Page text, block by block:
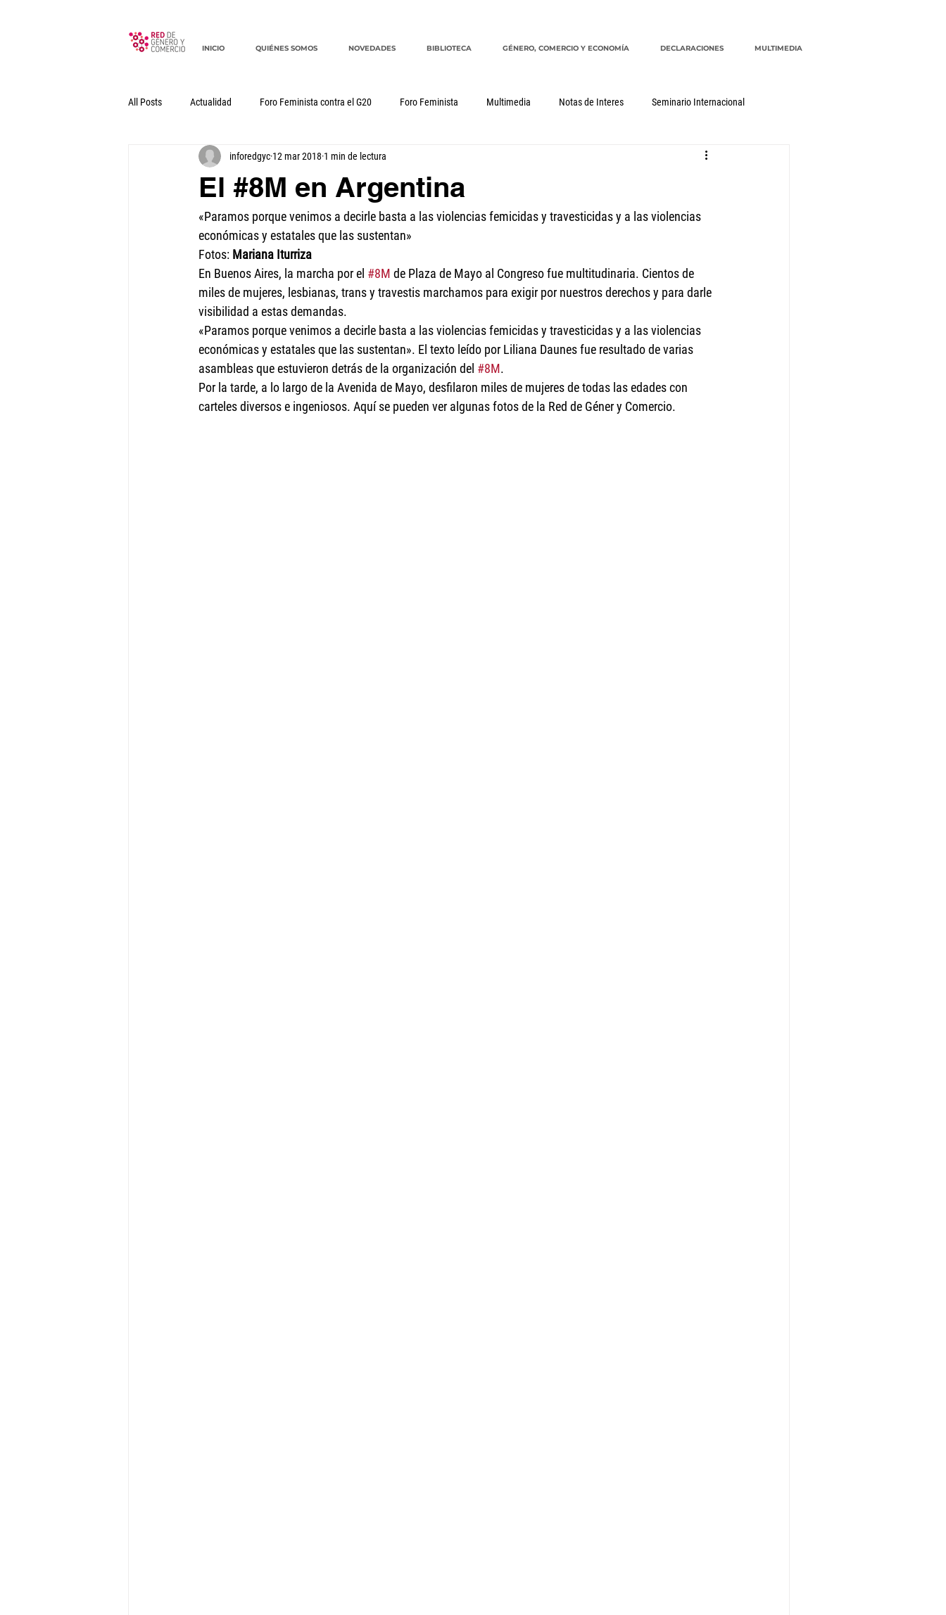
INICIO QUIÉNES SOMOS NOVEDADES BIBLIOTECA GÉNERO, COMERCIO Y ECONOMÍA DECLARACIONES MULTIMEDIA
All Posts Actualidad Foro Feminista contra el G20 Foro Feminista Multimedia Notas de Interes Seminario Internacional
Documentos Declaraciones Género, comercio y economía
El #8M en Argentina
inforedgyc 12 mar 2018 1 min de lectura
«Paramos porque venimos a decirle basta a las violencias femicidas y travesticidas y a las violencias
económicas y estatales que las sustentan»
Fotos: Mariana Iturriza
En Buenos Aires, la marcha por el #8M de Plaza de Mayo al Congreso fue multitudinaria. Cientos de
miles de mujeres, lesbianas, trans y travestis marchamos para exigir por nuestros derechos y para darle
visibilidad a estas demandas.
«Paramos porque venimos a decirle basta a las violencias femicidas y travesticidas y a las violencias
económicas y estatales que las sustentan». El texto leído por Liliana Daunes fue resultado de varias
asambleas que estuvieron detrás de la organización del #8M.
Por la tarde, a lo largo de la Avenida de Mayo, desfilaron miles de mujeres de todas las edades con
carteles diversos e ingeniosos. Aquí se pueden ver algunas fotos de la Red de Géner y Comercio.